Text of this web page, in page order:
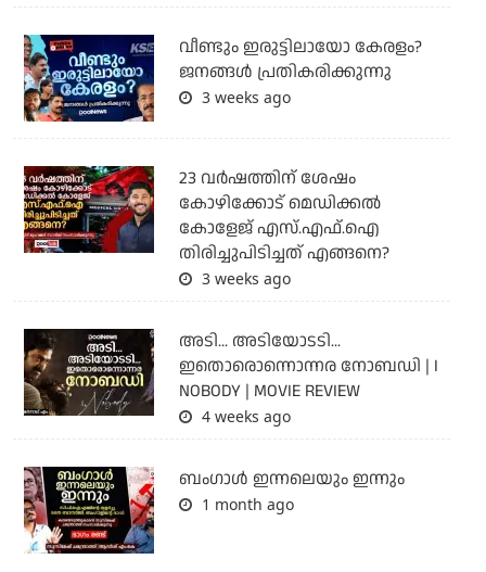
വീണ്ടും ഇരുട്ടിലായോ കേരളം?
ജനങ്ങൾ പ്രതികരിക്കുന്നു
3 weeks ago
23 വർഷത്തിന് ശേഷം
കോഴിക്കോട് മെഡിക്കൽ
കോളേജ് എസ്.എഫ്.ഐ
തിരിച്ചുപിടിച്ചത് എങ്ങനെ?
3 weeks ago
അടി... അടിയോടടി...
ഇതൊരൊന്നൊന്നര നോബഡി | I
NOBODY | MOVIE REVIEW
4 weeks ago
ബംഗാള്‍ ഇന്നലെയും ഇന്നും
1 month ago